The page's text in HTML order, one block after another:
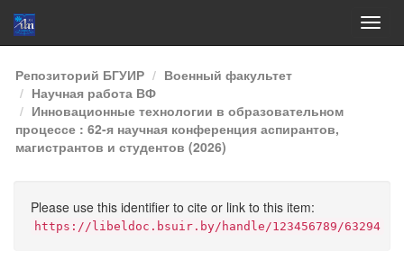
Skip
navigation
Репозиторий БГУИР
Военный факультет
Научная работа ВФ
Инновационные технологии в образовательном
процессе : 62-я научная конференция аспирантов,
магистрантов и студентов (2026)
Please use this identifier to cite or link to this item:
https://libeldoc.bsuir.by/handle/123456789/63294